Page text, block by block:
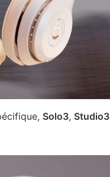
Solo3, Studio3